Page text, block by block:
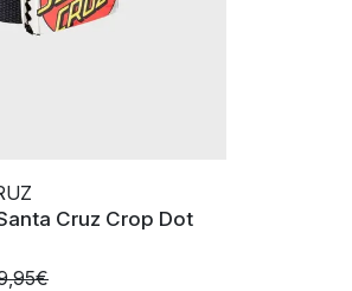
Cruz Crop Dot